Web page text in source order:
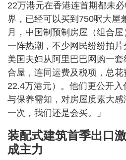
22万港元在香港连首期都未
界，已经可以买到750呎大屋
月，中国制预制房屋（组合
一阵热潮，不少网民纷纷拍
美国夫妇从阿里巴巴网购一
合屋，连同运费及税项，总
22.4万港元）。他们更公开入
与保养需知，对房屋质素大
一次，我们还是会买。」
装配式建筑首季出口
成主力